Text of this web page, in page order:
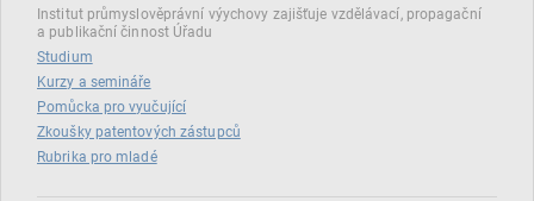
Institut průmyslověprávní výychovy zajišťuje vzdělávací, propagační
a publikační činnost Úřadu
Studium
Kurzy a semináře
Pomůcka pro vyučující
Zkoušky patentových zástupců
Rubrika pro mladé